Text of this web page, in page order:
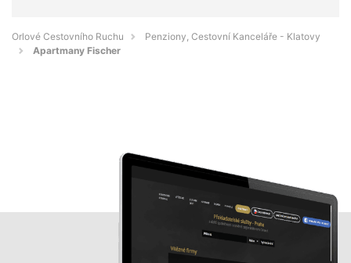
Orlové Cestovního Ruchu
Penziony, Cestovní Kanceláře - Klatovy
Apartmany Fischer